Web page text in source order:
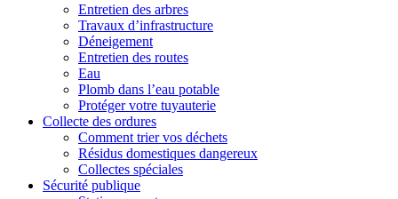
Entretien des arbres
Travaux d’infrastructure
Déneigement
Entretien des routes
Eau
Plomb dans l’eau potable
Protéger votre tuyauterie
Collecte des ordures
Comment trier vos déchets
Résidus domestiques dangereux
Collectes spéciales
Sécurité publique